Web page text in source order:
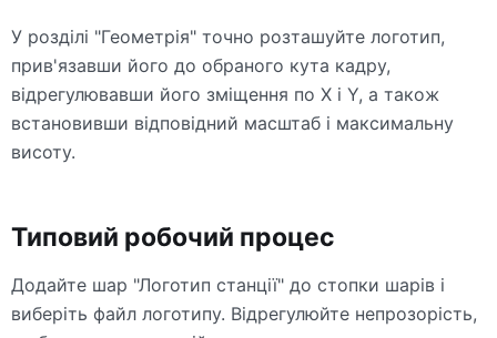
У розділі "Геометрія" точно розташуйте логотип,
прив'язавши його до обраного кута кадру,
відрегулювавши його зміщення по X і Y, а також
встановивши відповідний масштаб і максимальну
висоту.
Типовий робочий процес
Додайте шар "Логотип станції" до стопки шарів і
виберіть файл логотипу. Відрегулюйте непрозорість,